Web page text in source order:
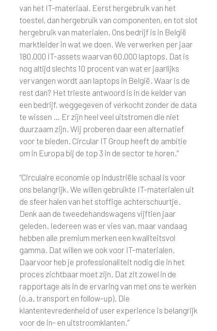
van het IT-materiaal. Eerst hergebruik van het
toestel, dan hergebruik van componenten, en tot slot
hergebruik van materialen. Ons bedrijf is in België
marktleider in wat we doen. We verwerken per jaar
180.000 IT-assets waarvan 60.000 laptops. Dat is
nog altijd slechts 10 procent van wat er jaarlijks
vervangen wordt aan laptops in België. Waar is de
rest dan? Het trieste antwoord is in de kelder van
een bedrijf, weggegeven of verkocht zonder de data
te wissen … Er zijn heel veel uitstromen die niet
duurzaam zijn. Wij proberen daar een alternatief
voor te bieden. Circular IT Group heeft de ambitie
om in Europa bij de top 3 in de sector te horen.”
“Circulaire economie op industriële schaal is voor
ons belangrijk. We willen gebruikte IT-materialen uit
de sfeer halen van het stoffige achterschuurtje.
Denk aan de tweedehandswagens vijftien jaar
geleden. Iedereen was er vies van, maar vandaag
hebben alle premium merken een kwaliteitsvol
gamma. Dat willen we ook voor IT-materialen.
Daarvoor heb je professionaliteit nodig die in het
proces zichtbaar moet zijn. Dat zit zowel in de
rapportage als in de ervaring van met ons te werken
(o.a. transport en follow-up). Die
klantentevredenheid of user experience is belangrijk
voor de in- en uitstroomklanten.”